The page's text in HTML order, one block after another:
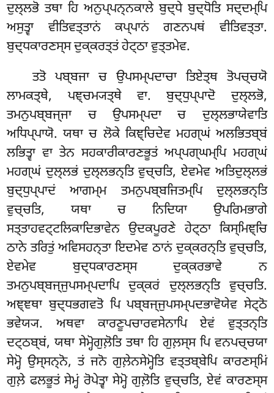
ਦੁਲ੍ਲਭੋ ਤਥਾ ਹਿ ਅਨੁਪ੍ਪਨ੍ਨਕਾਲੇ ਬੁਦ੍ਧੇ ਬੁਦ੍ਧੋਤਿ ਸਦ੍ਦਮ੍ਪਿ
ਅਸੁਤ੍ਵਾ ਵੀਤਿਵਤ੍ਤਾਨਂ ਕਪ੍ਪਾਨਂ ਗਣਨਪਥਂ ਵੀਤਿਵਤ੍ਤਾ.
ਬੁਦ੍ਧਕਾਰਣਸ੍ਸ ਦੁਕ੍ਕਰਤ੍ਤਂ ਹੇਟ੍ਠਾ ਵੁਤ੍ਤਮੇਵ.
ਤਤੋ ਪਬ੍ਬਜਾ ਚ ਉਪਸਮ੍ਪਦਾਚਾ ਤਿਏਤ੍ਥ ਤੋਪਚ੍ਚਯੋ
ਲਾਮਕਤ੍ਥੇ, ਪਞ੍ਚਮ੍ਯਤ੍ਥੇ ਵਾ. ਬੁਦ੍ਧੁਪ੍ਪਾਦੋ ਦੁਲ੍ਲਭੋ,
ਤਮਨੁਪਬ੍ਬਜ੍ਜਾ ਚ ਉਪਸਮ੍ਪਦਾ ਚ ਦੁਲ੍ਲਭਾਯੇਵਾਤਿ
ਅਧਿਪ੍ਪਾਯੋ. ਯਥਾ ਚ ਲੋਕੇ ਕਿਞ੍ਚਿਦੇਵ ਮਹਗ੍ਘਂ ਅਲਭਿਤਬ੍ਬਂ
ਲਭਿਤ੍ਵਾ ਵਾ ਤੇਨ ਸਹਕਾਰੀਕਾਰਣਭੂਤਂ ਅਪ੍ਪਗ੍ਘਮ੍ਪਿ ਮਹਗ੍ਘਂ
ਮਹਗ੍ਘਂ ਦੁਲ੍ਲਭਂ ਦੁਲ੍ਲਭਨ੍ਤਿ ਵੁਚ੍ਚਤਿ, ਏਵਮੇਵ ਅਤਿਦੁਲ੍ਲਭਂ
ਬੁਦ੍ਧੁਪ੍ਪਾਦਂ ਆਗਮ੍ਮ ਤਮਨੁਪਬ੍ਬਜਿਤਮ੍ਪਿ ਦੁਲ੍ਲਭਨ੍ਤਿ
ਵੁਚ੍ਚਤਿ, ਯਥਾ ਚ ਨਿਦਿਯਾ ਉਪਰਿਮਭਾਗੇ
ਸਤ੍ਤਾਹਵਟ੍ਟਲਿਕਾਦਿਭਾਵੇਨ ਉਦਕਪੂਰਣੇ ਹੇਟ੍ਠਾ ਕਿਸ੍ਮਿਞ੍ਚਿ
ਠਾਨੇ ਤਰਿਤੁਂ ਅਵਿਸਹਨ੍ਤਾ ਇਦਮੇਵ ਠਾਨਂਦੁਕ੍ਕਰਨ੍ਤਿ ਵੁਚ੍ਚਤਿ,
ਏਵਮੇਵ ਬੁਦ੍ਧਕਾਰਣਸ੍ਸ ਦੁਕ੍ਕਰਭਾਵੇ ਨ
ਤਮਨੁਪਬ੍ਬਜ੍ਜੁਪਸਮ੍ਪਦਾਪਿ ਦੁਕ੍ਕਰਂ ਦੁਲ੍ਲਭਨ੍ਤਿ ਵੁਚ੍ਚਤਿ.
ਅਞ੍ਞਥਾ ਬੁਦ੍ਧਭਗਵਤੋ ਪਿ ਪਬ੍ਬਜ੍ਜੁਪਸਮ੍ਪਦਭਾਵੋਯੇਵ ਸੇਟ੍ਠੋ
ਭਵੇਯ੍ਯ. ਅਥਵਾ ਕਾਰਣੂਪਚਾਰਵਸੇਨਾਪਿ ਏਵਂ ਵੁਤ੍ਤਨ੍ਤਿ
ਦਟ੍ਠਬ੍ਬਂ, ਯਥਾ ਸੇਮ੍ਹੋਗੁਲ਼ੋਤਿ ਤਥਾ ਹਿ ਗੁਲ਼ਸ੍ਸ ਪਿ ਵਨਪਚ੍ਚਯਾ
ਸੇਮ੍ਹੋ ਉਸ੍ਸਨ੍ਨੋ, ਤਂ ਜਨੋ ਗੁਲ਼ੇਨਸੇਮ੍ਹੋਤਿ ਵਤ੍ਤਬ੍ਬੇਪਿ ਕਾਰਣਸ੍ਮਿਂ
ਗੁਲ਼ੇ ਫਲਭੂਤਂ ਸੇਮ੍ਹਂ ਰੋਪੇਤ੍ਵਾ ਸੇਮ੍ਹੋ ਗੁਲ਼ੋਤਿ ਵੁਚ੍ਚਤਿ, ਏਵਂ ਕਾਰਣਸ੍ਸ